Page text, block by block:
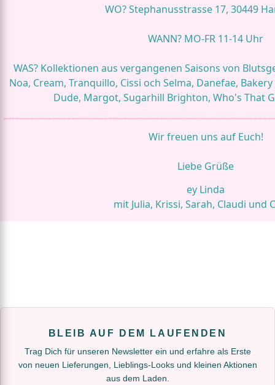
WO? Stephanusstrasse 17, 30449
WANN? MO-FR 11-14 Uhr
WAS? Kollektionen aus vergangenen Saisons von
Noa, Cream, Tranquillo, Cissi och Selma, Danefae,
Dude, Margot, Sugarhill Brighton, Who's That
Wir freuen uns auf Euch!
Liebe Grüße
ey Linda
mit Julia, Krissi, Sarah, Claudi und
BLEIB AUF DEM LAUFENDEN
Trag Dich für unseren Newsletter ein und erfahre als Erste
von neuen Lieferungen, Lieblings-Looks und kleinen Aktionen
aus dem Laden.